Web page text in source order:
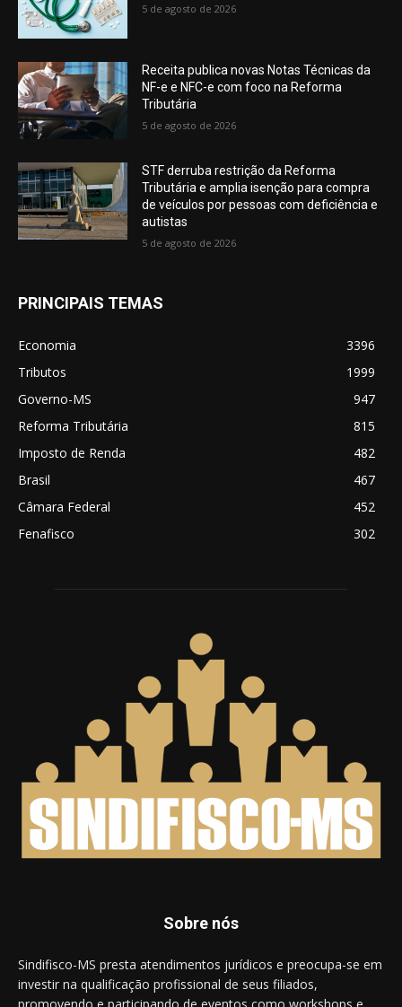
5 de agosto de 2026
Receita publica novas Notas Técnicas da
NF-e e NFC-e com foco na Reforma
Tributária
5 de agosto de 2026
STF derruba restrição da Reforma
Tributária e amplia isenção para compra
de veículos por pessoas com deficiência e
autistas
5 de agosto de 2026
PRINCIPAIS TEMAS
Economia
3396
Tributos
1999
Governo-MS
947
Reforma Tributária
815
Imposto de Renda
482
Brasil
467
Câmara Federal
452
Fenafisco
302
Sobre nós
Sindifisco-MS presta atendimentos jurídicos e preocupa-se em
investir na qualificação profissional de seus filiados,